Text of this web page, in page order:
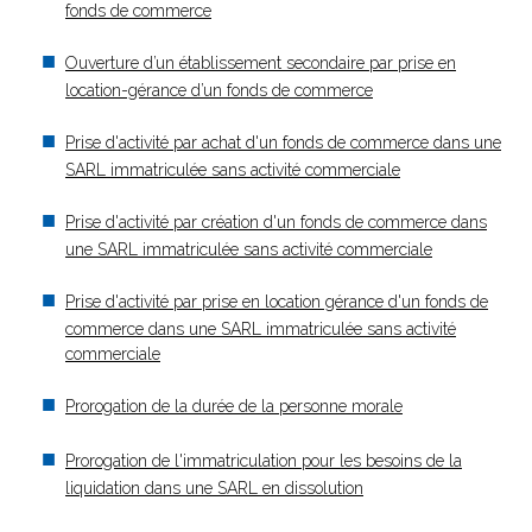
fonds de commerce
Ouverture d’un établissement secondaire par prise en
location-gérance d’un fonds de commerce
Prise d'activité par achat d'un fonds de commerce dans une
SARL immatriculée sans activité commerciale
Prise d'activité par création d'un fonds de commerce dans
une SARL immatriculée sans activité commerciale
Prise d'activité par prise en location gérance d'un fonds de
commerce dans une SARL immatriculée sans activité
commerciale
Prorogation de la durée de la personne morale
Prorogation de l'immatriculation pour les besoins de la
liquidation dans une SARL en dissolution